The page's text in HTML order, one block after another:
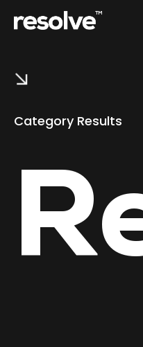
Category Results